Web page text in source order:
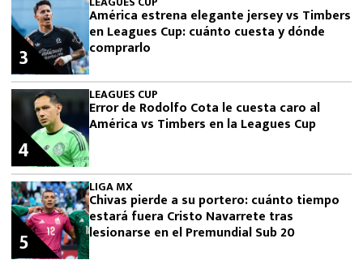
América estrena elegante jersey vs Timbers
en Leagues Cup: cuánto cuesta y dónde
comprarlo
3
LEAGUES CUP
Error de Rodolfo Cota le cuesta caro al
América vs Timbers en la Leagues Cup
4
LIGA MX
Chivas pierde a su portero: cuánto tiempo
estará fuera Cristo Navarrete tras
lesionarse en el Premundial Sub 20
5